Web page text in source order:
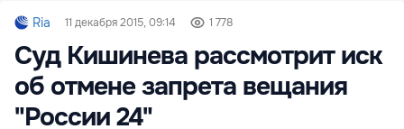
Ria 11 декабря 2015, 09:14 1 778
Суд Кишинева рассмотрит иск
об отмене запрета вещания
"России 24"